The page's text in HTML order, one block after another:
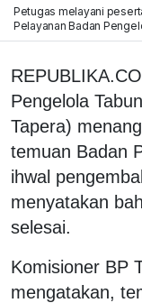
Petugas melayani
Pelayanan Badan
Pengelola
Tapera)
temuan Badan
ihwal
menyatakan
selesai.
Komisioner BP
mengatakan,